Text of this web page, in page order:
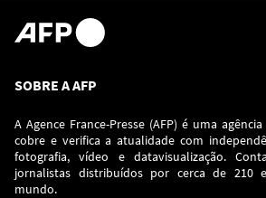
SOBRE A AFP
A Agence France-Presse (AFP) é uma
cobre e verifica a atualidade com
fotografia, vídeo e datavisualização.
jornalistas distribuídos por cerca de 210
mundo.